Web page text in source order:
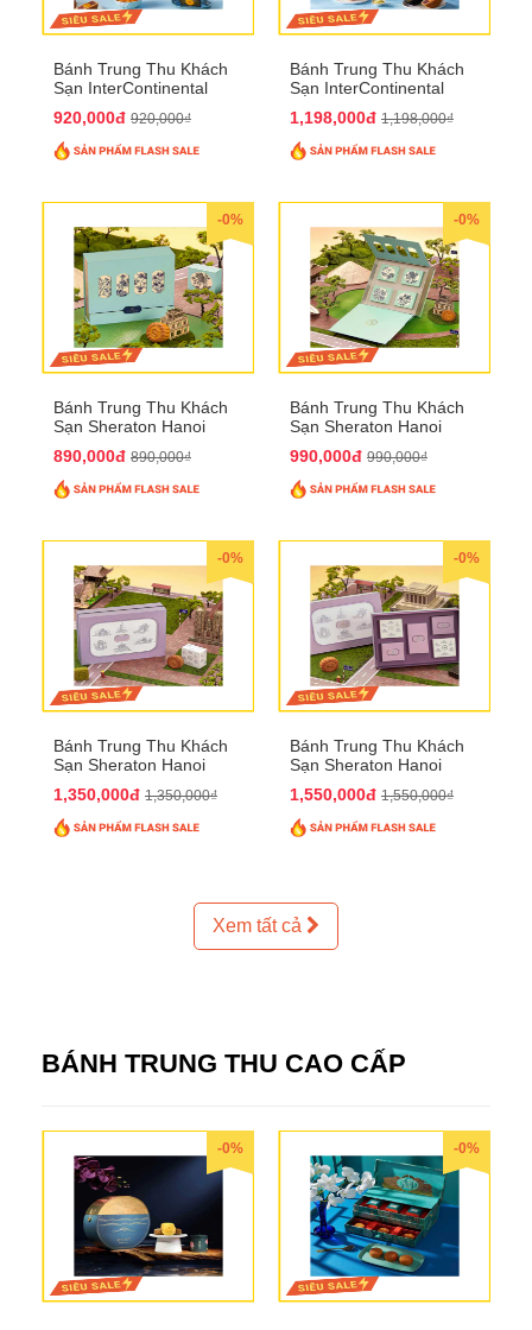
Bánh Trung Thu Khách
Sạn InterContinental
QTTT26
920,000đ 920,000₫
Bánh Trung Thu Khách
Sạn InterContinental
QTTT27
1,198,000đ 1,198,000₫
-0%
Bánh Trung Thu Khách
Sạn Sheraton Hanoi
890,000đ 890,000₫
-0%
Bánh Trung Thu Khách
Sạn Sheraton Hanoi
990,000đ 990,000₫
-0%
Bánh Trung Thu Khách
Sạn Sheraton Hanoi
1,350,000đ 1,350,000₫
-0%
Bánh Trung Thu Khách
Sạn Sheraton Hanoi
1,550,000đ 1,550,000₫
Xem tất cả
BÁNH TRUNG THU CAO CẤP
-0% -0%